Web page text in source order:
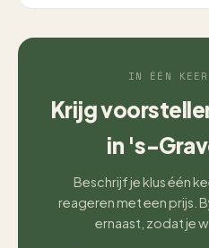
IN ÉÉN KEER
Krijg
in 's-
Beschrijf je klus één
reageren met een prijs.
ernaast, zodat je